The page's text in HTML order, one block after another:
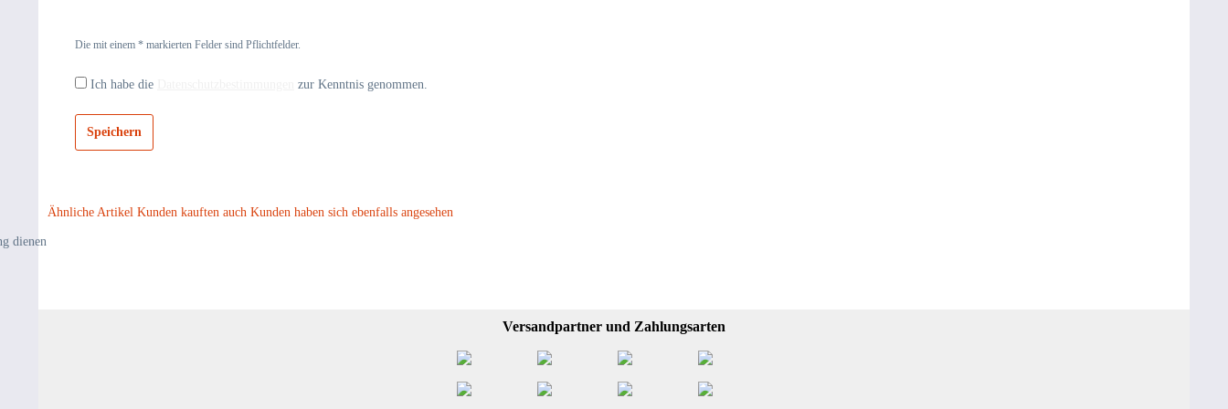
Die mit einem * markierten Felder sind Pflichtfelder.
Ich habe die zur Kenntnis genommen.
Speichern
Ähnliche Artikel Kunden kauften auch Kunden haben sich ebenfalls angesehen
dienen
Versandpartner und Zahlungsarten